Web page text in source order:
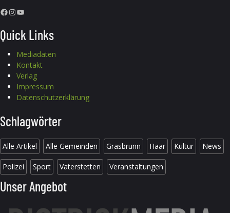
Facebook InstagramYouTube
Quick Links
Mediadaten
Kontakt
Verlag
Impressum
Datenschutzerklärung
Schlagwörter
Alle Artikel Alle Gemeinden Grasbrunn Haar Kultur News
Polizei Sport Vaterstetten Veranstaltungen
Unser Angebot